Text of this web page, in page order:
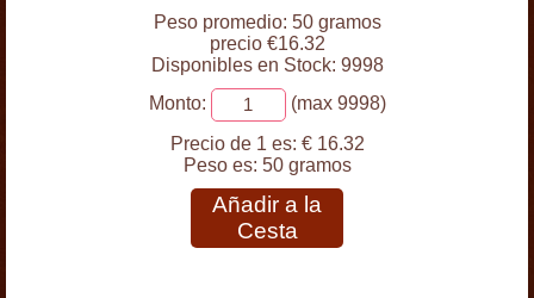
Peso promedio: 50 gramos
precio €16.32
Disponibles en Stock: 9998
Monto:
(max 9998)
Precio de 1 es: € 16.32
Peso es: 50 gramos
Añadir a la
Cesta